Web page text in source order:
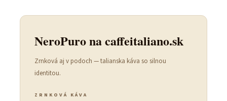
NeroPuro na caffeitaliano.sk
Zrnková aj v podoch — talianska káva so silnou
identitou.
ZRNKOVÁ KÁVA